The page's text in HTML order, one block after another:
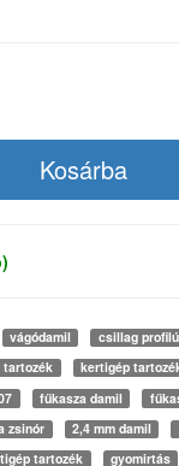
vágódamil csillag
tartozék kertigép
fűkasza damil
zsinór 2,4 mm damil
tartozék gyomirtás